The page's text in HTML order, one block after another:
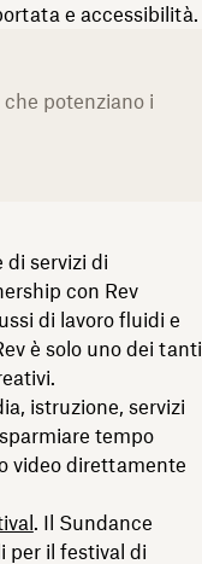
e accessibilità.
potenziano i
servizi di
con Rev
di lavoro fluidi e
è solo uno dei tanti
istruzione, servizi
tempo
video direttamente
. Il Sundance
per il festival di